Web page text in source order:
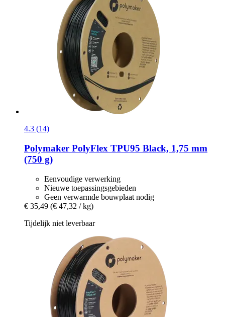
4.3 (14)
Polymaker PolyFlex TPU95 Black, 1,75 mm
(750 g)
Eenvoudige verwerking
Nieuwe toepassingsgebieden
Geen verwarmde bouwplaat nodig
€ 35,49 (€ 47,32 / kg)
Tijdelijk niet leverbaar